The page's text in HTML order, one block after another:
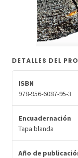
DETALLES DEL
ISBN
978-956-6087-95-3
Encuadernación
Tapa blanda
Año de